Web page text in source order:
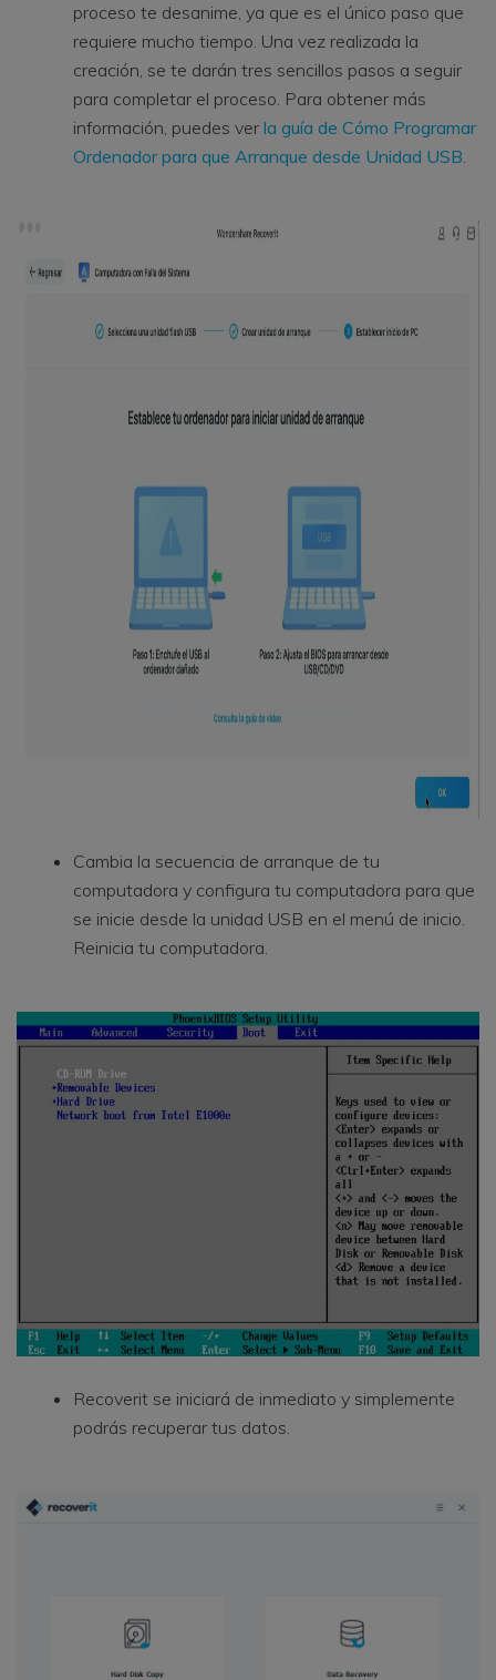
proceso te desanime, ya que es el único paso que
requiere mucho tiempo. Una vez realizada la
creación, se te darán tres sencillos pasos a seguir
para completar el proceso. Para obtener más
información, puedes ver la guía de Cómo Programar
Ordenador para que Arranque desde Unidad USB.
Cambia la secuencia de arranque de tu
computadora y configura tu computadora para que
se inicie desde la unidad USB en el menú de inicio.
Reinicia tu computadora.
Recoverit se iniciará de inmediato y simplemente
podrás recuperar tus datos.